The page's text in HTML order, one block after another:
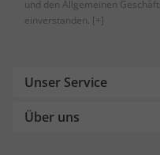
und den Allgemeinen
einverstanden. [+]
Unser Service
Über uns